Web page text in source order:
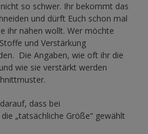
so schwer. Ihr bekommt das
und dürft Euch schon mal
ihr nähen wollt. Wer möchte
und Verstärkung
Die Angaben, wie oft ihr die
wie sie verstärkt werden
dass bei
„tatsächliche Größe“ gewählt